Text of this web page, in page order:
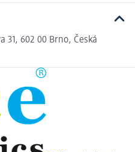
31, 602 00 Brno, Česká